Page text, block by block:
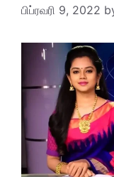
பிப்ரவரி 9, 2022